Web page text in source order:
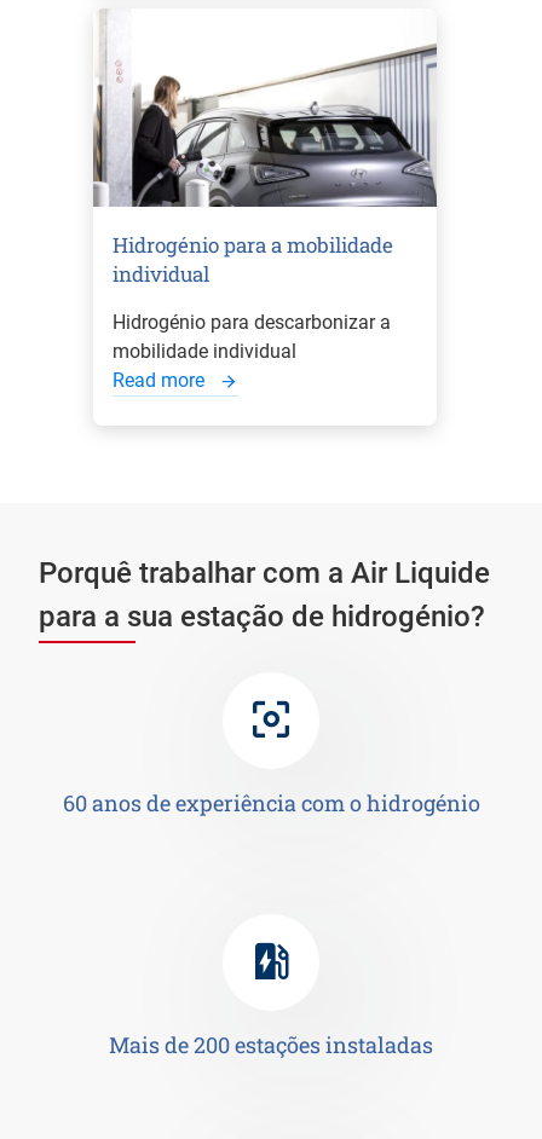
Hidrogénio para a mobilidade
individual
Hidrogénio para descarbonizar a
mobilidade individual
Read more
Porquê trabalhar com a Air Liquide
para a sua estação de hidrogénio?
60 anos de experiência com o hidrogénio
Mais de 200 estações instaladas